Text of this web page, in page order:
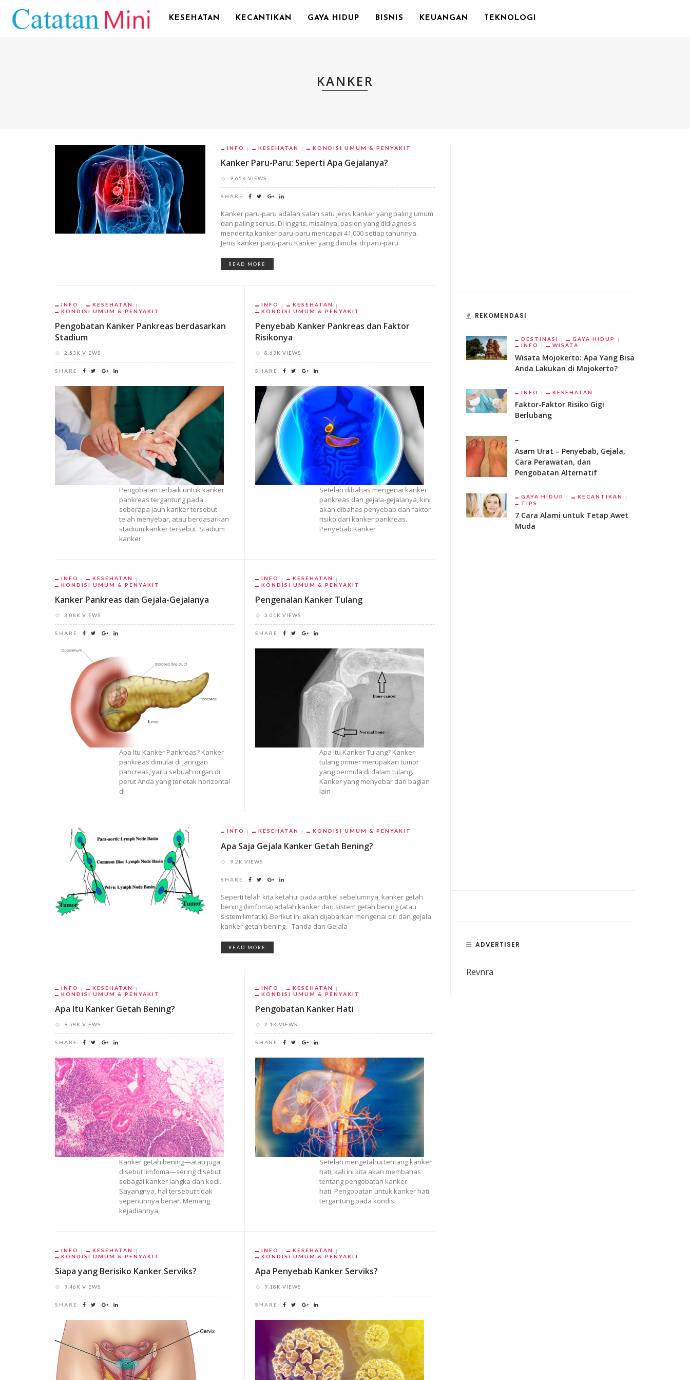
KESEHATAN KECANTIKAN GAYA HIDUP BISNIS KEUANGAN TEKNOLOGI
KANKER
INFO KESEHATAN KONDISI UMUM & PENYAKIT
Kanker Paru-Paru: Seperti Apa Gejalanya?
9.65K VIEWS
SHARE
Kanker paru-paru adalah salah satu jenis kanker yang paling umum
dan paling serius. Di Inggris, misalnya, pasien yang didiagnosis
menderita kanker paru-paru mencapai 41,000 setiap tahunnya.
Jenis kanker paru-paru Kanker yang dimulai di paru-paru
READ MORE
INFO
KESEHATAN
KONDISI UMUM & PENYAKIT
Pengobatan Kanker Pankreas berdasarkan
Stadium
2.53K VIEWS
SHARE
Pengobatan terbaik untuk kanker
pankreas tergantung pada
seberapa jauh kanker tersebut
telah menyebar, atau berdasarkan
stadium kanker tersebut. Stadium
kanker
INFO
KESEHATAN
KONDISI UMUM & PENYAKIT
Penyebab Kanker Pankreas dan Faktor
Risikonya
8.63K VIEWS
SHARE
Setelah dibahas mengenai kanker
pankreas dan gejala-gejalanya, kini
akan dibahas penyebab dan faktor
risiko dari kanker pankreas.
Penyebab Kanker
INFO
KESEHATAN
KONDISI UMUM & PENYAKIT
Kanker Pankreas dan Gejala-Gejalanya
3.08K VIEWS
SHARE
Apa Itu Kanker Pankreas? Kanker
pankreas dimulai di jaringan
pancreas, yaitu sebuah organ di
perut Anda yang terletak horizontal
di
INFO
KESEHATAN
KONDISI UMUM & PENYAKIT
Pengenalan Kanker Tulang
3.01K VIEWS
SHARE
Apa Itu Kanker Tulang? Kanker
tulang primer merupakan tumor
yang bermula di dalam tulang.
Kanker yang menyebar dari bagian
lain
INFO KESEHATAN KONDISI UMUM & PENYAKIT
Apa Saja Gejala Kanker Getah Bening?
9.2K VIEWS
SHARE
Seperti telah kita ketahui pada artikel sebelumnya, kanker getah
bening (limfoma) adalah kanker dari sistem getah bening (atau
sistem limfatik). Berikut ini akan dijabarkan mengenai ciri dan gejala
kanker getah bening. Tanda dan Gejala
READ MORE
INFO
KESEHATAN
KONDISI UMUM & PENYAKIT
Apa Itu Kanker Getah Bening?
9.58K VIEWS
SHARE
Kanker getah bening—atau juga
disebut limfoma—sering disebut
sebagai kanker langka dan kecil.
Sayangnya, hal tersebut tidak
sepenuhnya benar. Memang
kejadiannya
INFO
KESEHATAN
KONDISI UMUM & PENYAKIT
Pengobatan Kanker Hati
2.1K VIEWS
SHARE
Setelah mengetahui tentang kanker
hati, kali ini kita akan membahas
tentang pengobatan kanker
hati. Pengobatan untuk kanker hati
tergantung pada kondisi
INFO
KESEHATAN
KONDISI UMUM & PENYAKIT
Siapa yang Berisiko Kanker Serviks?
9.46K VIEWS
SHARE
INFO
KESEHATAN
KONDISI UMUM & PENYAKIT
Apa Penyebab Kanker Serviks?
9.18K VIEWS
SHARE
REKOMENDASI
DESTINASI
GAYA HIDUP
INFO
WISATA
Wisata Mojokerto: Apa Yang Bisa
Anda Lakukan di Mojokerto?
INFO KESEHATAN
Faktor-Faktor Risiko Gigi
Berlubang
Asam Urat – Penyebab, Gejala,
Cara Perawatan, dan
Pengobatan Alternatif
GAYA HIDUP
KECANTIKAN
TIPS
7 Cara Alami untuk Tetap Awet
Muda
ADVERTISER
Revnra